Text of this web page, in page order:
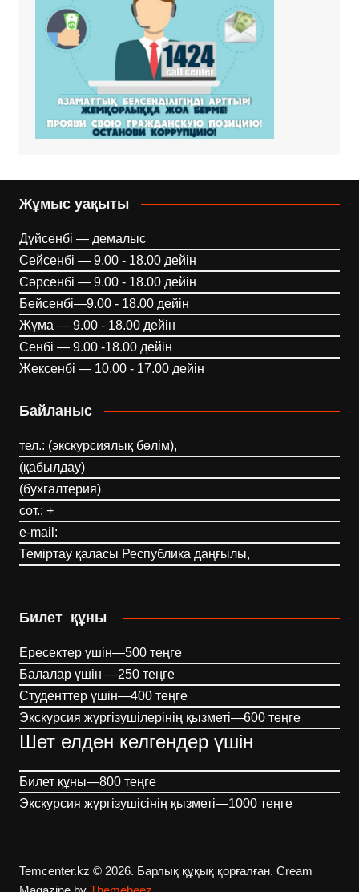
Жұмыс уақыты
Дүйсенбі — демалыс
Сейсенбі — 9.00 - 18.00 дейін
Сәрсенбі — 9.00 - 18.00 дейін
Бейсенбі—9.00 - 18.00 дейін
Жұма — 9.00 - 18.00 дейін
Сенбі — 9.00 -18.00 дейін
Жексенбі — 10.00 - 17.00 дейін
Байланыс
тел.: (экскурсиялық бөлім),
(қабылдау)
(бухгалтерия)
сот.: +
e-mail:
Теміртау қаласы Республика даңғылы,
Билет құны
Ересектер үшін—500 теңге
Балалар үшін —250 теңге
Студенттер үшін—400 теңге
Экскурсия жүргізушілерінің қызметі—600 теңге
Шет елден келгендер үшін
Билет құны—800 теңге
Экскурсия жүргізушісінің қызметі—1000 теңге
Temcenter.kz © 2026. Барлық құқық қорғалған. Cream